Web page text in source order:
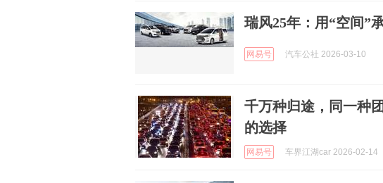
瑞风25年：用“空间”
网易号 汽车公社 2026-03-10
千万种归途，同一种
的选择
网易号 车界江湖car 2026-02-14